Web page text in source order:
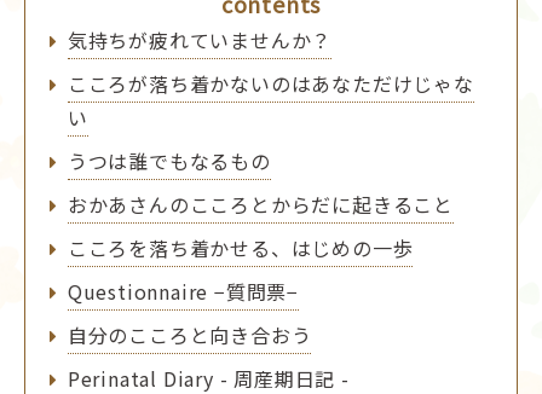
妊娠について考えるスタートBOOK
一般の皆さまへ
企業サイト
気持ちが疲れていませんか？
こころが落ち着かないのはあなただけじゃな
い
うつは誰でもなるもの
おかあさんのこころとからだに起きること
こころを落ち着かせる、はじめの一歩
Questionnaire −質問票−
自分のこころと向き合おう
Perinatal Diary - 周産期日記 -